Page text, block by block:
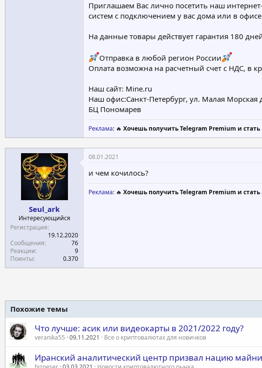
Приглашаем Вас лично посетить наш
систем с подключением у вас дома или в
На данные товары действует гарантия 180
Отправка в любой регион России
Оплата возможна на расчетный счет с НДС, в
Наш сайт: Mine.ru
Наш офис:Санкт-Петербург, ул. Малая Морская
БЦ Пономарев
Реклама: 🔥 Хочешь получить Telegram Premium и стать
Seul_ark
Интересующийся
Регистрация
19.12.2020
Сообщения
76
Реакции
9
Поинты
0.370
08.01.2021
и чем кочилось?
Реклама: 🔥 Хочешь получить Telegram Premium и стать
Похожие темы
Что лучше: асик или видеокарты в 2021/2022 году?
veranika55 09.11.2021 Все о криптовалютах для новичков
Иранский аналитический центр призвал нацию